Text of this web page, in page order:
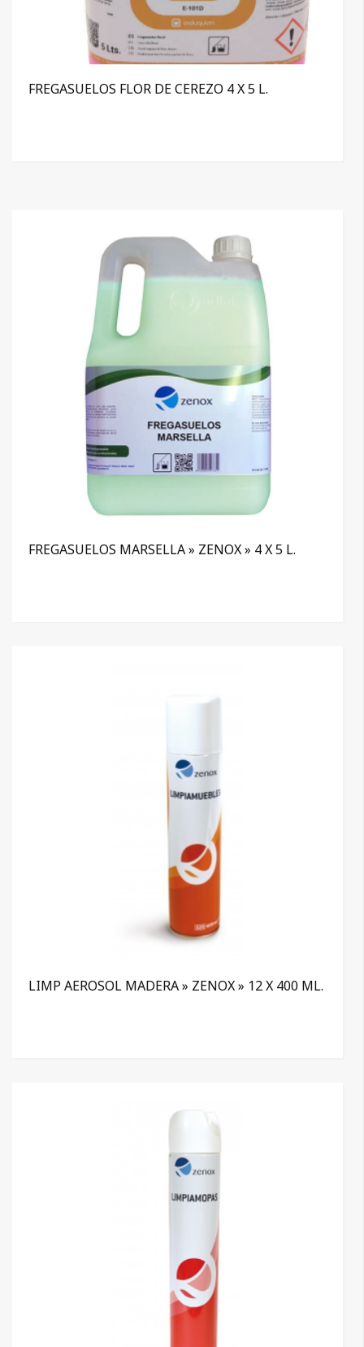
FREGASUELOS FLOR DE CEREZO 4 X 5 L.
FREGASUELOS MARSELLA » ZENOX » 4 X 5 L.
LIMP AEROSOL MADERA » ZENOX » 12 X 400 ML.